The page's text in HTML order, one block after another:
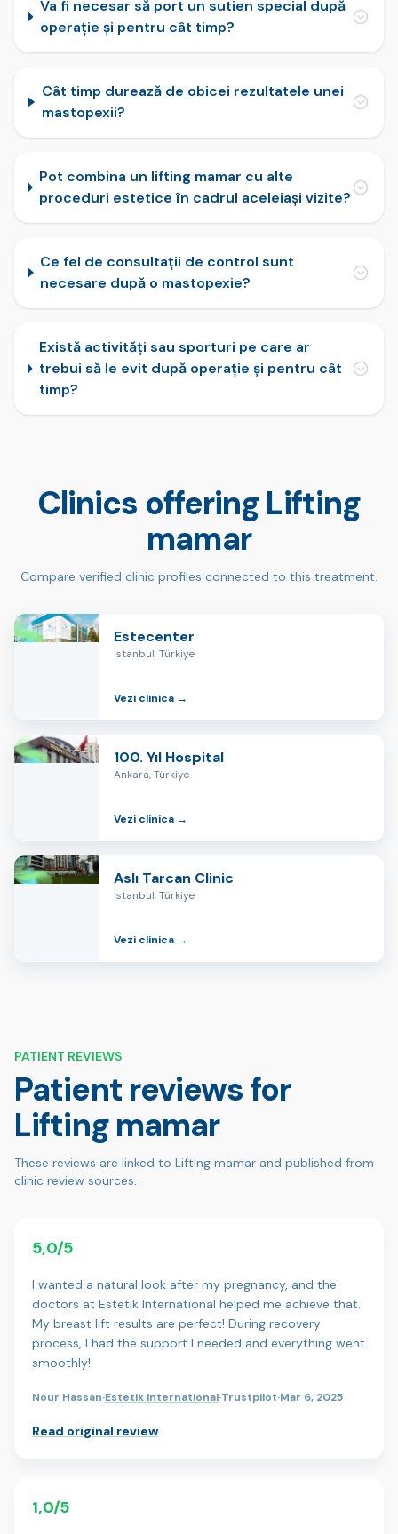
Va fi necesar să port un sutien special după
operație și pentru cât timp?
Cât timp durează de obicei rezultatele unei
mastopexii?
Pot combina un lifting mamar cu alte
proceduri estetice în cadrul aceleiași vizite?
Ce fel de consultații de control sunt
necesare după o mastopexie?
Există activități sau sporturi pe care ar
trebui să le evit după operație și pentru cât
timp?
Clinics offering Lifting
mamar
Compare verified clinic profiles connected to this treatment.
Estecenter
İstanbul, Türkiye
Vezi clinica →
100. Yıl Hospital
Ankara, Türkiye
Vezi clinica →
Aslı Tarcan Clinic
İstanbul, Türkiye
Vezi clinica →
PATIENT REVIEWS
Patient reviews for
Lifting mamar
These reviews are linked to Lifting mamar and published from
clinic review sources.
5,0/5
I wanted a natural look after my pregnancy, and the
doctors at Estetik International helped me achieve that.
My breast lift results are perfect! During recovery
process, I had the support I needed and everything went
smoothly!
Nour Hassan·Estetik International·Trustpilot·Mar 6, 2025
Read original review
1,0/5